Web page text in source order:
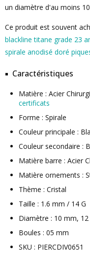
un diamètre d'au moins
Ce produit est souvent
blackline titane grade 23
spirale anodisé doré
Caractéristiques
Matière : Acier
certificats
Forme : Spirale
Couleur principale :
Couleur secondaire :
Matière barre : Acier
Matière ornements :
Thème : Cristal
Taille : 1.6 mm / 14 G
Diamètre : 10 mm,
Boules : 05 mm
SKU : PIERCDIV0651